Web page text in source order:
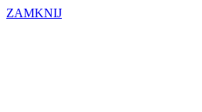
ZAMKNIJ